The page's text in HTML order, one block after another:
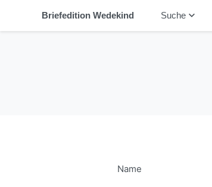
Briefedition Wedekind Suchekeyboard_arrow_down
Name